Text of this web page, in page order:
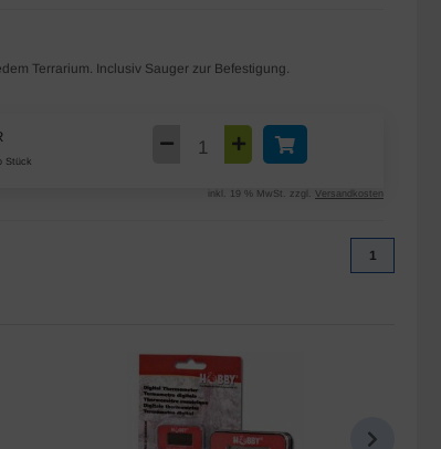
Terrarium. Inclusiv Sauger zur Befestigung.
Stück
inkl. 19 % MwSt. zzgl. Versandkosten
1